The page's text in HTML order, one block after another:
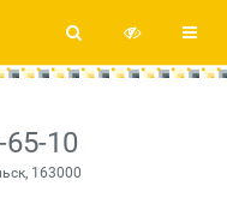
10
163000